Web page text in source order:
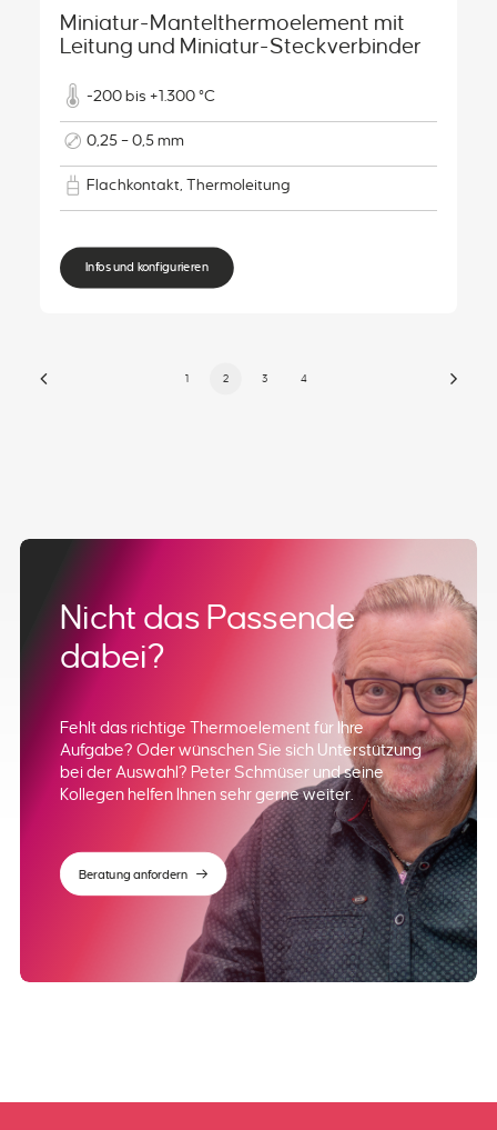
Miniatur-Mantelthermoelement mit
Leitung und Miniatur-Steckverbinder
-200 bis +1.300 °C
0,25 – 0,5 mm
Flachkontakt, Thermoleitung
Infos und konfigurieren
1 2 3 4
Nicht das Passende
dabei?
Fehlt das richtige Thermoelement für Ihre
Aufgabe? Oder wünschen Sie sich Unterstützung
bei der Auswahl? Peter Schmüser und seine
Kollegen helfen Ihnen sehr gerne weiter.
Beratung anfordern